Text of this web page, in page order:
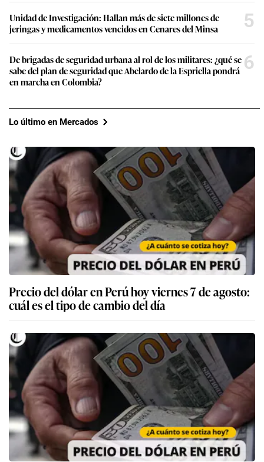
Unidad de Investigación: Hallan más de siete millones de
jeringas y medicamentos vencidos en Cenares del Minsa
5
De brigadas de seguridad urbana al rol de los militares: ¿qué se
sabe del plan de seguridad que Abelardo de la Espriella pondrá
en marcha en Colombia?
6
Lo último en Mercados
Precio del dólar en Perú hoy viernes 7 de agosto:
cuál es el tipo de cambio del día